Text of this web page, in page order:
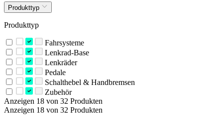
Produkttyp
Produkttyp
Fahrsysteme
Lenkrad-Base
Lenkräder
Pedale
Schalthebel & Handbremsen
Zubehör
Anzeigen 18 von 32 Produkten
Anzeigen 18 von 32 Produkten